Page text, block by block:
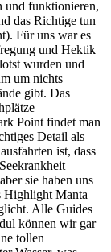
und funktionieren,
das Richtige tun
Für uns war es
und Hektik
wurden und
um nichts
gibt. Das
Point findet man
Detail als
ist, dass
sie haben uns
Highlight Manta
Alle Guides
können wir gar
tollen